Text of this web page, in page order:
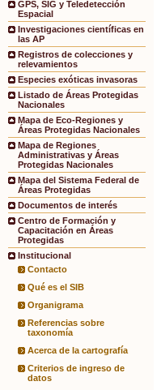
GPS, SIG y Teledetección
Espacial
Investigaciones científicas en
las AP
Registros de colecciones y
relevamientos
Especies exóticas invasoras
Listado de Áreas Protegidas
Nacionales
Mapa de Eco-Regiones y
Áreas Protegidas Nacionales
Mapa de Regiones
Administrativas y Áreas
Protegidas Nacionales
Mapa del Sistema Federal de
Áreas Protegidas
Documentos de interés
Centro de Formación y
Capacitación en Áreas
Protegidas
Institucional
Contacto
Qué es el SIB
Organigrama
Referencias sobre
taxonomía
Acerca de la cartografía
Criterios de ingreso de
datos